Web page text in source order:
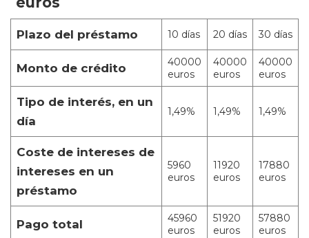
Plazo del préstamo 10 días 20 días 30 días
Monto de crédito
40000
euros
40000
euros
40000
euros
Tipo de interés, en un
día
1,49% 1,49% 1,49%
Coste de intereses de
intereses en un
préstamo
5960
euros
11920
euros
17880
euros
Pago total
45960
euros
51920
euros
57880
euros